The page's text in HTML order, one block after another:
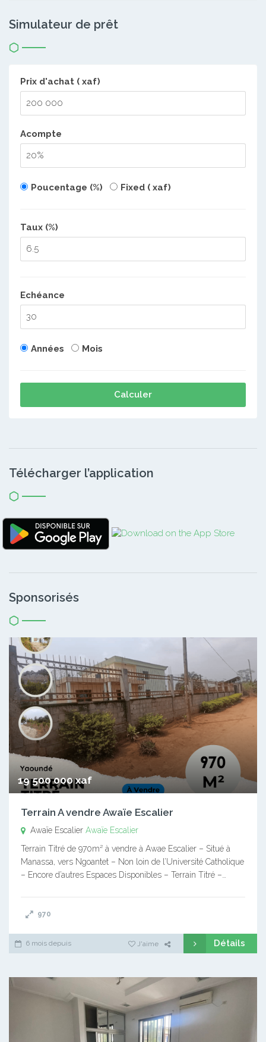
Simulateur de prêt
Prix d'achat ( xaf)
Acompte
Poucentage (%) Fixed ( xaf)
Taux (%)
Echéance
Années Mois
Calculer
Télécharger l’application
Sponsorisés
19 500 000 xaf
Terrain A vendre Awaïe Escalier
Awaïe Escalier Awaïe Escalier
Terrain Titré de 970m² à vendre à Awae Escalier – Situé à
Manassa, vers Ngoantet – Non loin de l’Université Catholique
– Encore d’autres Espaces Disponibles – Terrain Titré –…
970
6 mois depuis J'aime Détails